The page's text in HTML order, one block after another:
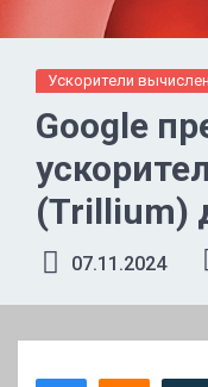
Ускорители
Google
(Trillium)
07.11.2024